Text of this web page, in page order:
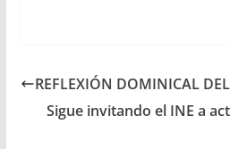
REFLEXIÓN DOMINICAL
Sigue invitando el INE a